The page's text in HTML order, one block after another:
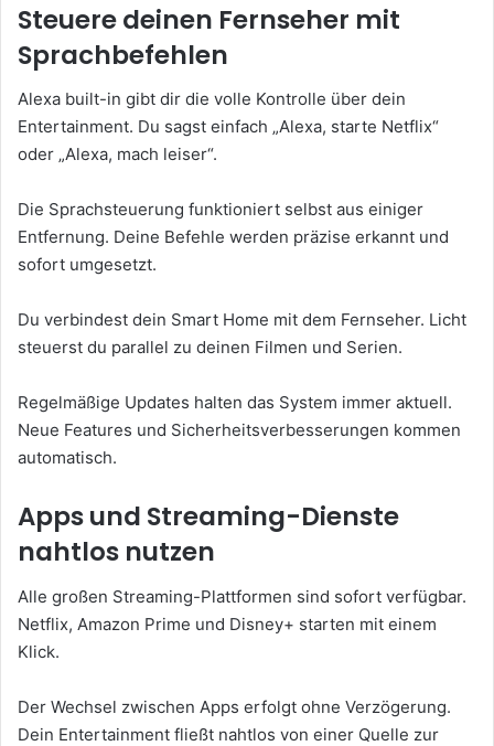
Steuere deinen Fernseher mit
Sprachbefehlen
Alexa built-in gibt dir die volle Kontrolle über dein
Entertainment. Du sagst einfach „Alexa, starte Netflix“
oder „Alexa, mach leiser“.
Die Sprachsteuerung funktioniert selbst aus einiger
Entfernung. Deine Befehle werden präzise erkannt und
sofort umgesetzt.
Du verbindest dein Smart Home mit dem Fernseher. Licht
steuerst du parallel zu deinen Filmen und Serien.
Regelmäßige Updates halten das System immer aktuell.
Neue Features und Sicherheitsverbesserungen kommen
automatisch.
Apps und Streaming-Dienste
nahtlos nutzen
Alle großen Streaming-Plattformen sind sofort verfügbar.
Netflix, Amazon Prime und Disney+ starten mit einem
Klick.
Der Wechsel zwischen Apps erfolgt ohne Verzögerung.
Dein Entertainment fließt nahtlos von einer Quelle zur